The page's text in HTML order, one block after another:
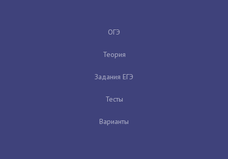
ОГЭ
Теория
Задания ЕГЭ
Тесты
Варианты